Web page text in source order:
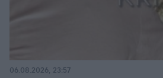
06.08.2026, 23:57